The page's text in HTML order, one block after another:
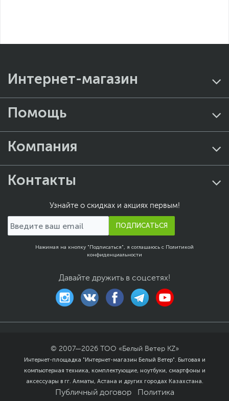
Интернет-магазин
Помощь
Компания
Контакты
Узнайте о скидках и акциях первым!
ПОДПИСАТЬСЯ
Нажимая на кнопку "Подписаться", я соглашаюсь с Политикой
конфиденциальности
Давайте дружить в соцсетях!
© 2007—2026
ТОО «Белый Ветер KZ»
Интернет-площадка "Интернет-магазин Белый Ветер". Бытовая и
компьютерная техника, комплектующие, ноутбуки, смартфоны и
аксессуары в гг. Алматы, Астана и других городах Казахстана.
Публичный договор Политика